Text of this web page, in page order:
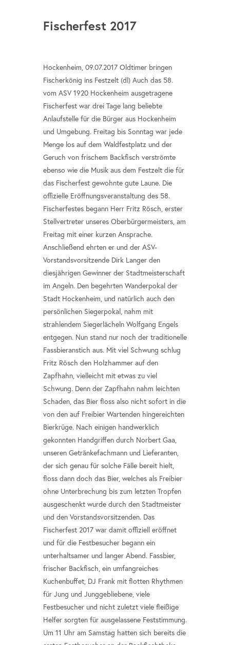
Fischerfest 2017
Hockenheim, 09.07.2017 Oldtimer bringen
Fischerkönig ins Festzelt (dl) Auch das 58.
vom ASV 1920 Hockenheim ausgetragene
Fischerfest war drei Tage lang beliebte
Anlaufstelle für die Bürger aus Hockenheim
und Umgebung. Freitag bis Sonntag war jede
Menge los auf dem Waldfestplatz und der
Geruch von frischem Backfisch verströmte
ebenso wie die Musik aus dem Festzelt die für
das Fischerfest gewohnte gute Laune. Die
offizielle Eröffnungsveranstaltung des 58.
Fischerfestes begann Herr Fritz Rösch, erster
Stellvertreter unseres Oberbürgermeisters, am
Freitag mit einer kurzen Ansprache.
Anschließend ehrten er und der ASV-
Vorstandsvorsitzende Dirk Langer den
diesjährigen Gewinner der Stadtmeisterschaft
im Angeln. Den begehrten Wanderpokal der
Stadt Hockenheim, und natürlich auch den
persönlichen Siegerpokal, nahm mit
strahlendem Siegerlächeln Wolfgang Engels
entgegen. Nun stand nur noch der traditionelle
Fassbieranstich aus. Mit viel Schwung schlug
Fritz Rösch den Holzhammer auf den
Zapfhahn, vielleicht mit etwas zu viel
Schwung. Denn der Zapfhahn nahm leichten
Schaden, das Bier floss also nicht sofort in die
von den auf Freibier Wartenden hingereichten
Bierkrüge. Nach einigen handwerklich
gekonnten Handgriffen durch Norbert Gaa,
unseren Getränkefachmann und Lieferanten,
der sich genau für solche Fälle bereit hielt,
floss dann doch das Bier, welches als Freibier
ohne Unterbrechung bis zum letzten Tropfen
ausgeschenkt wurde durch den Stadtmeister
und den Vorstandsvorsitzenden. Das
Fischerfest 2017 war damit offiziell eröffnet
und für die Festbesucher begann ein
unterhaltsamer und langer Abend. Fassbier,
frischer Backfisch, ein umfangreiches
Kuchenbuffet, DJ Frank mit flotten Rhythmen
für Jung und Junggebliebene, viele
Festbesucher und nicht zuletzt viele fleißige
Helfer sorgten für ausgelassene Feststimmung.
Um 11 Uhr am Samstag hatten sich bereits die